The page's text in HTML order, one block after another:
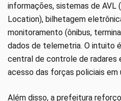
informações, sistemas de AVL
Location), bilhetagem
monitoramento (ônibus,
dados de telemetria. O intuito
central de controle de radares
acesso das forças policiais em
Além disso, a prefeitura